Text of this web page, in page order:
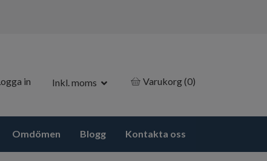
in Inkl. moms Varukorg(0)
Omdömen Blogg Kontakta oss